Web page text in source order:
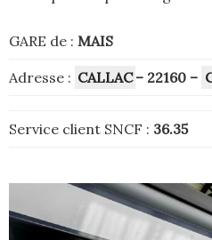
GARE de : MAIS
Adresse : CALLAC– 22160 –
Service client SNCF : 36.35